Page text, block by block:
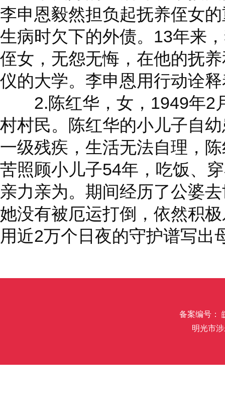
李申恩毅然担负起抚养侄女
生病时欠下的外债。13年来
侄女，无怨无悔，在他的抚
仪的大学。李申恩用行动诠
2.陈红华，女，1949年2
村村民。陈红华的小儿子自
一级残疾，生活无法自理，
苦照顾小儿子54年，吃饭、
亲力亲为。期间经历了公婆
她没有被厄运打倒，依然积
用近2万个日夜的守护谱写出
备案编号：
明光市